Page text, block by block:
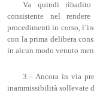
Va quindi ribadito
consistente nel
procedimenti in corso,
con la prima delibera
in alcun modo venuto
3.– Ancora in via
inammissibilità sollevate